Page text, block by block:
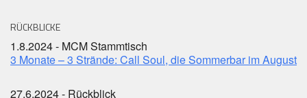
RÜCKBLICKE
1.8.2024 - MCM Stammtisch
3 Monate – 3 Strände: Call Soul, die Sommerbar im August
27.6.2024 - Rückblick